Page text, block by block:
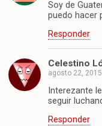
Soy de
puedo hacer
Responder
Celestino
agosto 22, 2015
Interezante
seguir
Responder